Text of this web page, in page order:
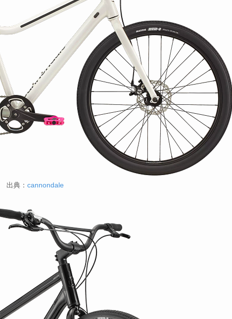
出典： cannondale